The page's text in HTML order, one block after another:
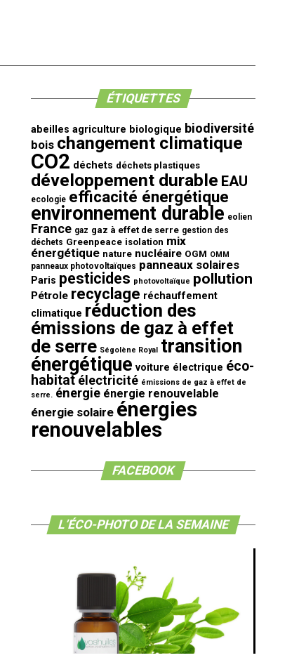
ÉTIQUETTES
abeilles agriculture biologique biodiversité
bois changement climatique
CO2 déchets déchets plastiques
développement durable EAU
ecologie efficacité énergétique
environnement durable eolien
France gaz gaz à effet de serre gestion des
déchets Greenpeace isolation mix
énergétique nature nucléaire OGM OMM
panneaux photovoltaïques panneaux solaires
Paris pesticides photovoltaïque pollution
Pétrole recyclage réchauffement
climatique réduction des
émissions de gaz à effet
de serre Ségolène Royal transition
énergétique voiture électrique éco-
habitat électricité émissions de gaz à effet de
serre. énergie énergie renouvelable
énergie solaire énergies
renouvelables
FACEBOOK
L’ÉCO-PHOTO DE LA SEMAINE